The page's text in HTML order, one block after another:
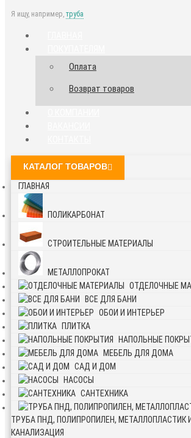
Я ищу, например, труба
Оплата
Возврат товаров
КАТАЛОГ ТОВАРОВ
ГЛАВНАЯ
ПОЛИКАРБОНАТ
СТРОИТЕЛЬНЫЕ МАТЕРИАЛЫ
МЕТАЛЛОПРОКАТ
ОТДЕЛОЧНЫЕ
ВСЕ ДЛЯ БАНИ
ОБОИ И ИНТЕРЬЕР
ПЛИТКА
НАПОЛЬНЫЕ
МЕБЕЛЬ ДЛЯ ДОМА
САД И ДОМ
НАСОСЫ
САНТЕХНИКА
ТРУБА ПНД, ПОЛИПРОПИЛЕН, МЕТАЛЛОПЛАСТИК И
КАНАЛИЗАЦИЯ